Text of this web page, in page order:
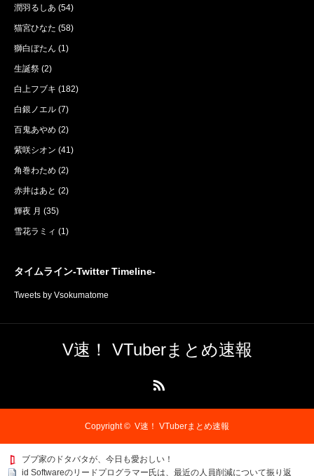
潤羽るしあ (54)
猫宮ひなた (58)
獅白ぼたん (1)
生誕祭 (2)
白上フブキ (182)
白銀ノエル (7)
百鬼あやめ (2)
紫咲シオン (41)
角巻わため (2)
赤井はあと (2)
輝夜 月 (35)
雪花ラミィ (1)
タイムライン-Twitter Timeline-
Tweets by Vsokumatome
V速！ VTuberまとめ速報
Copyright © V速！ VTuberまとめ速報
ブブ家のドタバタが、今日も愛おしい！
id Softwareのリードプログラマー氏は、最近の人員削減について振り返